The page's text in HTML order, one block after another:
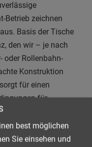
Betrieb zeichnen
Basis der Tische
den wir – je nach
oder Rollenbahn-
Konstruktion
für einen
für
sich bei
best möglichen
Sie einsehen und